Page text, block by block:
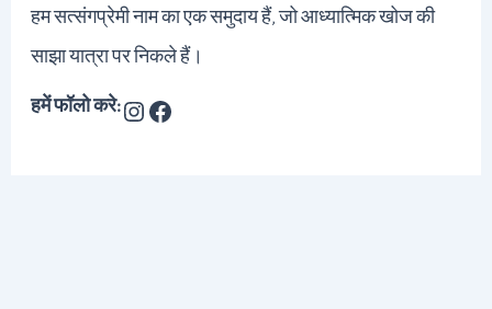
हम सत्संगप्रेमी नाम का एक समुदाय हैं, जो आध्यात्मिक खोज की
साझा यात्रा पर निकले हैं।
हमें फॉलो करे: